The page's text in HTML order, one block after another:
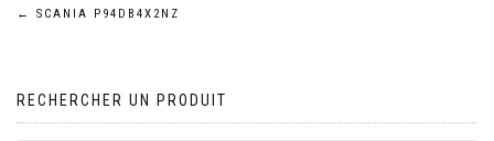
Navigation
l’article
← SCANIA P94DB4X2NZ
RECHERCHER UN PRODUIT